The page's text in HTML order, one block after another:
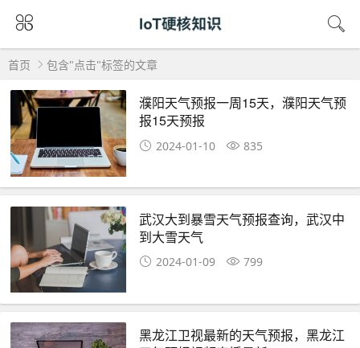
首页 包含"点击"标签的文章
濮阳天气预报一周15天，濮阳天气预
报15天预报
2024-01-10 835
武汉大到暴雪天气预报查询，武汉中
到大雪天气
2024-01-09 799
黑龙江卫视最新的天气预报，黑龙江